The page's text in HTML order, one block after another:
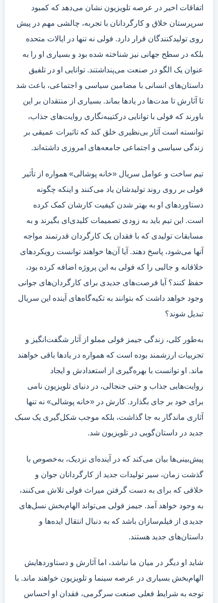
اتفاقات اخیر در عرصه تلویزیون نشان می‌دهد که کمبود
سرپرستان خلاق و کارگردانان با تجربه، چالشی مهم در پیش
روی تولیدکنندگان قرار دارد. فولی نه تنها در ایالات متحده
بلکه در سطح جهانی نیز شناخته شده بود و بسیاری او را به
عنوان یک الگو در صنعت می‌پنداشتند. توانایی او در تلفیق
داستان‌های انسانی با مضامین سیاسی و اجتماعی، باعث شد
تا آثارش تا مدت‌ها در یادها بماند. بسیاری از منتقدان بر این
باورند که فولی با توانایی درکتیبه‌نگاری روایت‌های جذاب،
توانسته است آثار بی‌نظیری خلق کند که تاثیرات عمیقی بر
زندگی سیاسی و اجتماعی جامعه‌های امروزی داشته‌اند.
تیم ساخت و عوامل سریال «خانه پوشالی» همواره از تأثیر
فولی بر روی روند تولیدشان یاد می‌کنند و اینکه چگونه
دستاوردهای او به بهتر شدن کیفیت کارشان کمک کرده
است. این تیم باید به زودی تصمیمات کلیدی‌ای بگیرند و به
مسابقات تولیدی که با فقدان یک کارگردان قدرتمند مواجه
آنها می‌شود، پاسخ دهند. آیا آن‌ها خواهند توانست رویکردهای
خلاقانه و جالبی را که فولی به این پروژه اضافه کرده بود،
حفظ کنند؟ آیا فرصت‌های جدیدی برای کارگردان‌های جوانی
وجود خواهد داشت که بتوانند به تکیه‌گاه‌های آینده این سریال
تبدیل شوند؟
به‌طور کلی، زندگی جیمز فولی مملو از آثار شگفت‌انگیز و
تجربیات ارزشمند بوده است که همواره در یادها باقی خواهند
ماند. او توانست با بهره‌گیری از استعدادش و ایجاد
روایت‌هایی جذاب و حتی جنجالی، در دنیای تلویزیون نامی
برای خود بر جای بگذارد. کارش در «خانه پوشالی» نه تنها
آثاری ماندگار به جا گذاشت، بلکه موجب شکل‌گیری یک سبک
جدید در داستان‌گویی در تلویزیون شد.
پیش‌بینی‌ها بیان می‌کند که در آینده‌ای نزدیک، به‌خصوص با
گذشت زمان، سیر تولیدات جدید از کارگردانان جوان و
خلاقی که برای به دست گرفتن میراث فولی تلاش می‌کنند،
به وجود خواهد آمد. جیمز فولی می‌تواند الهام‌بخش نسل‌های
جدیدی از فیلم‌سازان باشد که به دنبال انتقال ایده‌ها و
داستان‌های جدید هستند.
شاید او دیگر در میان ما نباشد، اما آثارش و دستاوردهایش
الهام‌بخش بسیاری در عرصه سینما و تلویزیون خواهند ماند. با
توجه به شرایط فعلی صنعت سرگرمی، فقدان او احساس